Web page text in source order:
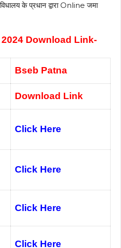
के प्रधान द्वारा Online जमा
Download Link-
Bseb Patna
Download Link
Click Here
Click Here
Click Here
Click Here